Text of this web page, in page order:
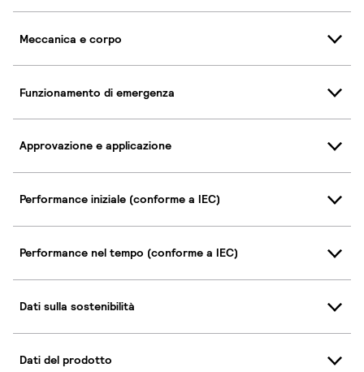
Meccanica e corpo
Funzionamento di emergenza
Approvazione e applicazione
Performance iniziale (conforme a IEC)
Performance nel tempo (conforme a IEC)
Dati sulla sostenibilità
Dati del prodotto